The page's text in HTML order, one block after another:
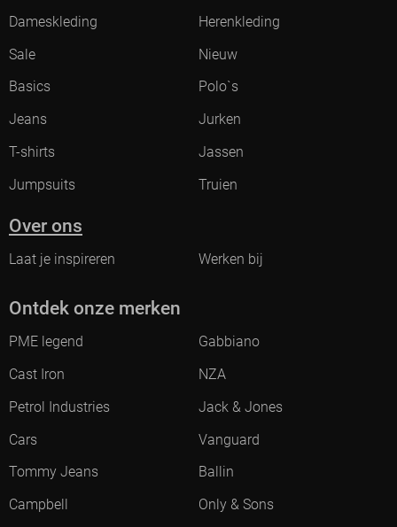
Dameskleding
Herenkleding
Sale
Nieuw
Basics
Polo`s
Jeans
Jurken
T-shirts
Jassen
Jumpsuits
Truien
Over ons
Laat je inspireren Werken bij
Ontdek onze merken
PME legend
Gabbiano
Cast Iron
NZA
Petrol Industries
Jack & Jones
Cars
Vanguard
Tommy Jeans
Ballin
Campbell
Only & Sons